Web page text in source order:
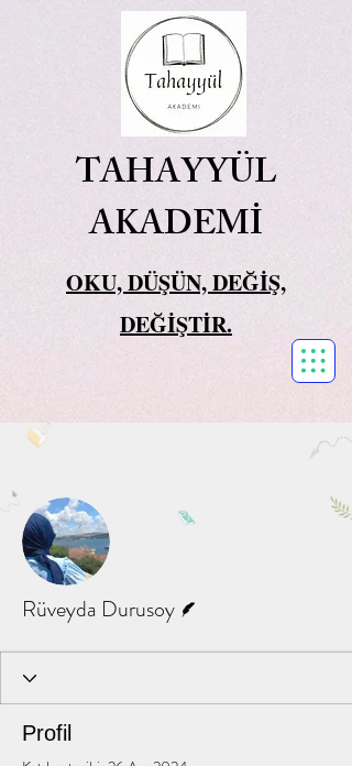
TAHAYYÜL
AKADEMİ
OKU, DÜŞÜN, DEĞİŞ,
DEĞİŞTİR.
Mesaj
Rüveyda Durusoy
Profil